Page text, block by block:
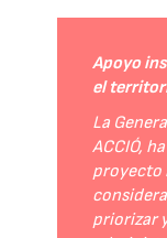
Apoyo
el
La
ACCIÓ,
proyecto
priorizar